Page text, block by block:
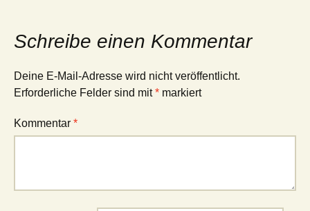
Schreibe einen Kommentar
Deine E-Mail-Adresse wird nicht veröffentlicht.
Erforderliche Felder sind mit* markiert
Kommentar *